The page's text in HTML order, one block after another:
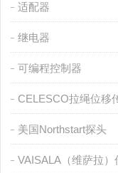
适配器
继电器
可编程控制器
CELESCO拉绳位移
美国Northstart探头
VAISALA（维萨拉）